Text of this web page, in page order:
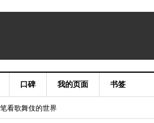
口碑 我的页面 书签
CLASSIC&LUXURY X’mas2015
看歌舞伎的世界